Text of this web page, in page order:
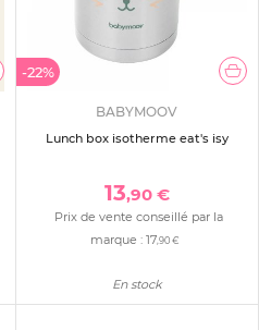
-22%
BABYMOOV
Lunch box isotherme eat's isy
13,90 €
Prix de vente conseillé par la
marque : 17,90 €
En stock